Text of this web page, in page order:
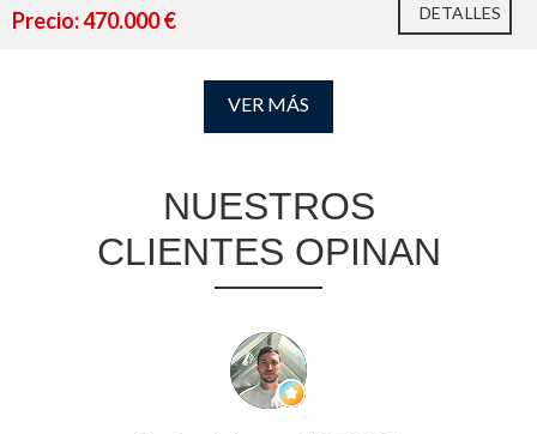
Precio: 470.000 € DETALLES
VER MÁS
NUESTROS
CLIENTES OPINAN